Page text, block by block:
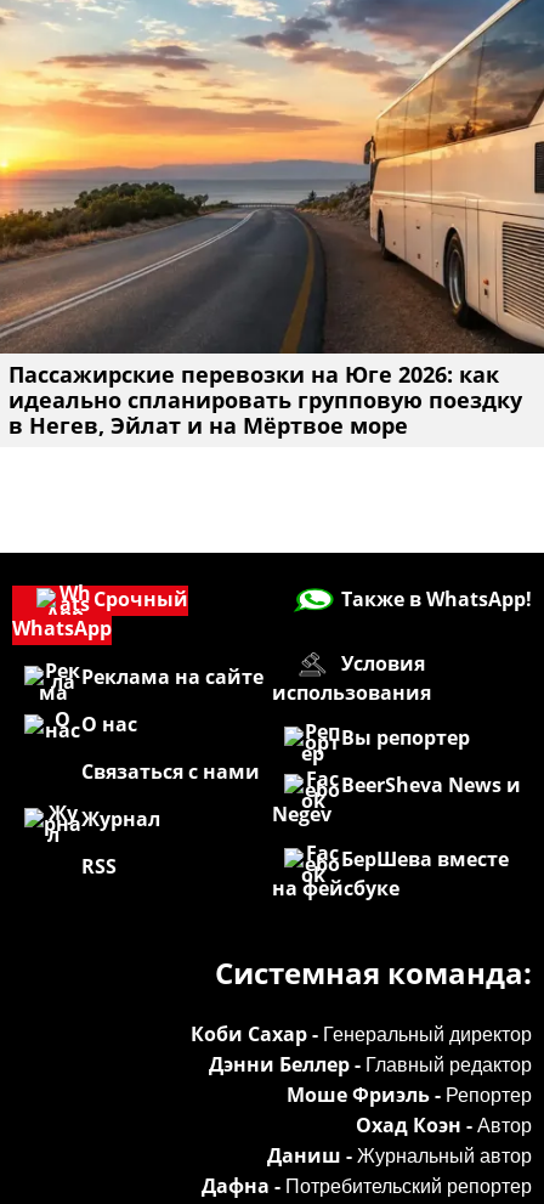
Пассажирские перевозки на Юге 2026: как
идеально спланировать групповую поездку
в Негев, Эйлат и на Мёртвое море
Также в WhatsApp!
Условия
использования
Вы репортер
BeerSheva News и
Negev
БерШева вместе
на фейсбуке
Срочный
WhatsApp
Реклама на сайте
О нас
Связаться с нами
Журнал
RSS
Системная команда:
Коби Сахар - Генеральный директор
Дэнни Беллер - Главный редактор
Моше Фриэль - Репортер
Охад Коэн - Автор
Даниш - Журнальный автор
Дафна - Потребительский репортер